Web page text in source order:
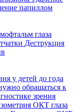
папиллом
глаза
Деструкция
у детей до года
обращаться к
зрения
ОКТ глаза